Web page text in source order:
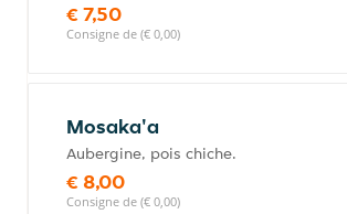
€ 7,50
Consigne de (€ 0,00)
Mosaka'a
Aubergine, pois chiche.
€ 8,00
Consigne de (€ 0,00)